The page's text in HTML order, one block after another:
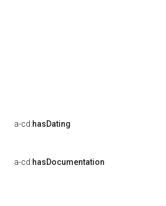
a-cd:hasDating
a-cd:hasDocumentation